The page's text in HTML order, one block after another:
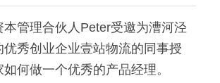
本管理合伙人Peter受邀为漕河泾
优秀创业企业壹站物流的同事授
何做一个优秀的产品经理。